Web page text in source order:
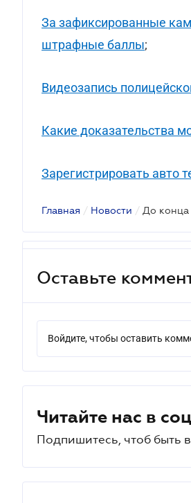
За зафиксированные
штрафные баллы;
Видеозапись
Какие доказательства
Зарегистрировать авто
Главная / Новости /
Оставьте
Войдите, чтобы оставить
Читайте нас в
Подпишитесь, чтоб быть